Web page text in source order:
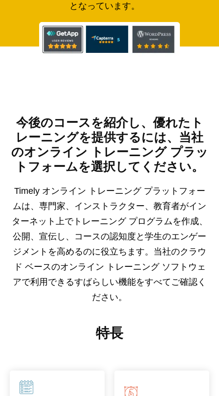
となっています。
今後のコースを紹介し、優れたト
レーニングを提供するには、当社
のオンライン トレーニング プラッ
トフォームを選択してください。
Timely オンライン トレーニング プラットフォー
ムは、専門家、インストラクター、教育者がイン
ターネット上でトレーニング プログラムを作成、
公開、宣伝し、コースの認知度と学生のエンゲー
ジメントを高めるのに役立ちます。当社のクラウ
ド ベースのオンライン トレーニング ソフトウェ
アで利用できるすばらしい機能をすべてご確認く
ださい。
特長